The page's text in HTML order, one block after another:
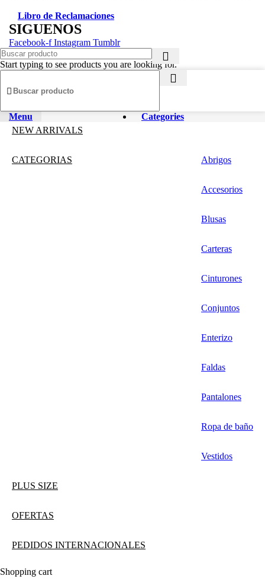
Libro de Reclamaciones
SIGUENOS
Facebook-f Instagram Tumblr
Start typing to see products you are looking for.
Menu
Categories
NEW ARRIVALS
CATEGORIAS Abrigos
Accesorios
Blusas
Carteras
Cinturones
Conjuntos
Enterizo
Faldas
Pantalones
Ropa de baño
Vestidos
PLUS SIZE
OFERTAS
PEDIDOS INTERNACIONALES
Shopping cart